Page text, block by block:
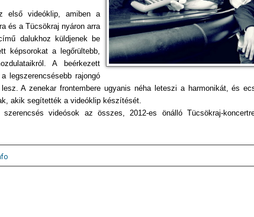
első videóklip, amiben a
és a Tücsökraj nyáron arra
dalukhoz küldjenek be
képsorokat a legőrültebb,
A beérkezett
legszerencsésebb rajongó
A zenekar frontembere ugyanis néha leteszi a harmonikát, és
akik segítették a videóklip készítését.
videósok az összes, 2012-es önálló Tücsökraj-